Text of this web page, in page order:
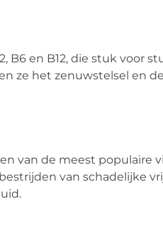
B6 en B12, die stuk voor
ze het zenuwstelsel en
van de meest populaire
van schadelijke